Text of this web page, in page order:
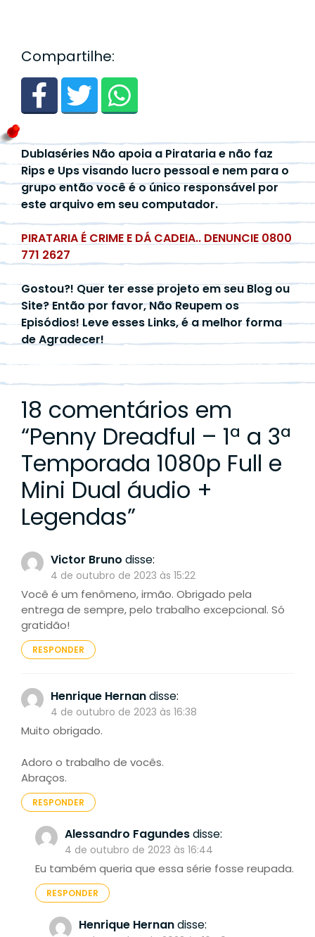
Compartilhe:
Dublaséries Não apoia a Pirataria e não faz
Rips e Ups visando lucro pessoal e nem para o
grupo então você é o único responsável por
este arquivo em seu computador.
PIRATARIA É CRIME E DÁ CADEIA.. DENUNCIE 0800
771 2627
Gostou?! Quer ter esse projeto em seu Blog ou
Site? Então por favor, Não Reupem os
Episódios! Leve esses Links, é a melhor forma
de Agradecer!
18 comentários em
“Penny Dreadful – 1ª a 3ª
Temporada 1080p Full e
Mini Dual áudio +
Legendas”
Victor Bruno disse:
4 de outubro de 2023 às 15:22
Você é um fenômeno, irmão. Obrigado pela
entrega de sempre, pelo trabalho excepcional. Só
gratidão!
RESPONDER
Henrique Hernandisse:
4 de outubro de 2023 às 16:38
Muito obrigado.
Adoro o trabalho de vocês.
Abraços.
RESPONDER
Alessandro Fagundesdisse:
4 de outubro de 2023 às 16:44
Eu também queria que essa série fosse reupada.
RESPONDER
Henrique Hernandisse: